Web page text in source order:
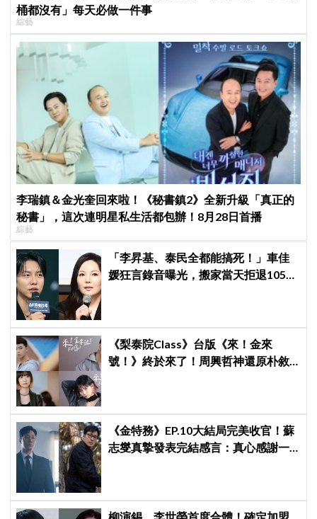
桶都沒有」每天必做一件事
綜藝
李瑞鎮＆金光奎回來啦！《秘書鎮2》全新升級「真正的
秘書」，這次連明星私生活都包辦！8月28日首播
綜藝
「李昇基、泰民全都能搞死！」車佳
媛狂言錄音曝光，搬家當天拒退105億
《梨泰院Class》台版《來！金來
號！》終於來了！周興哲神還原朴敘
《金特務》EP.10大結局完美收官！蘇
志燮真摯發表完結感言：真心感謝一